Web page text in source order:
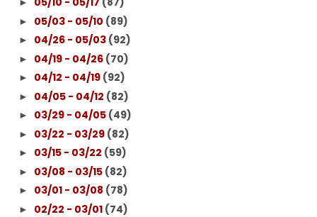
► 05/03 - 05/10 (89)
► 04/26 - 05/03 (92)
► 04/19 - 04/26 (70)
► 04/12 - 04/19 (92)
► 04/05 - 04/12 (82)
► 03/29 - 04/05 (49)
► 03/22 - 03/29 (82)
► 03/15 - 03/22 (59)
► 03/08 - 03/15 (82)
► 03/01 - 03/08 (78)
► 02/22 - 03/01 (74)